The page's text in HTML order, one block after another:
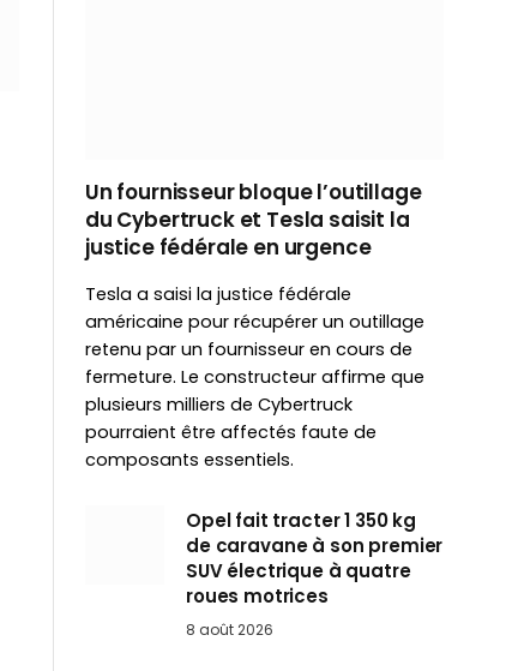
Un fournisseur bloque l’outillage
du Cybertruck et Tesla saisit la
justice fédérale en urgence
Tesla a saisi la justice fédérale
américaine pour récupérer un outillage
retenu par un fournisseur en cours de
fermeture. Le constructeur affirme que
plusieurs milliers de Cybertruck
pourraient être affectés faute de
composants essentiels.
Opel fait tracter 1 350 kg
de caravane à son premier
SUV électrique à quatre
roues motrices
8 août 2026